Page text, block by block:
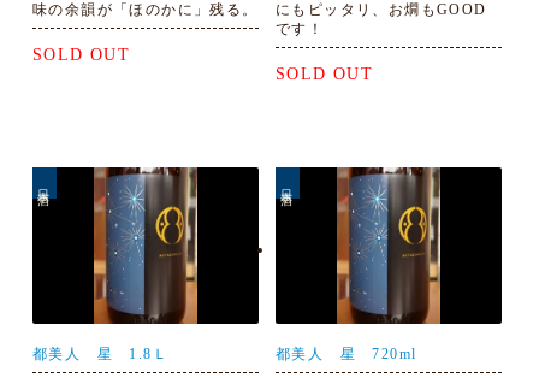
味の余韻が「ほのかに」残る。
SOLD OUT
にもピッタリ、お燗もGOOD
です！
SOLD OUT
都美人 星 1.8Ｌ 都美人 星 720ml